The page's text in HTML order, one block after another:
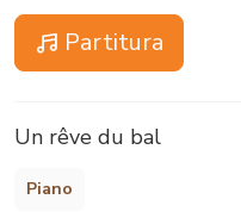
Partitura
Un rêve du bal
Piano